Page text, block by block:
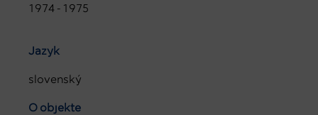
1974 - 1975
Jazyk
slovenský
O objekte